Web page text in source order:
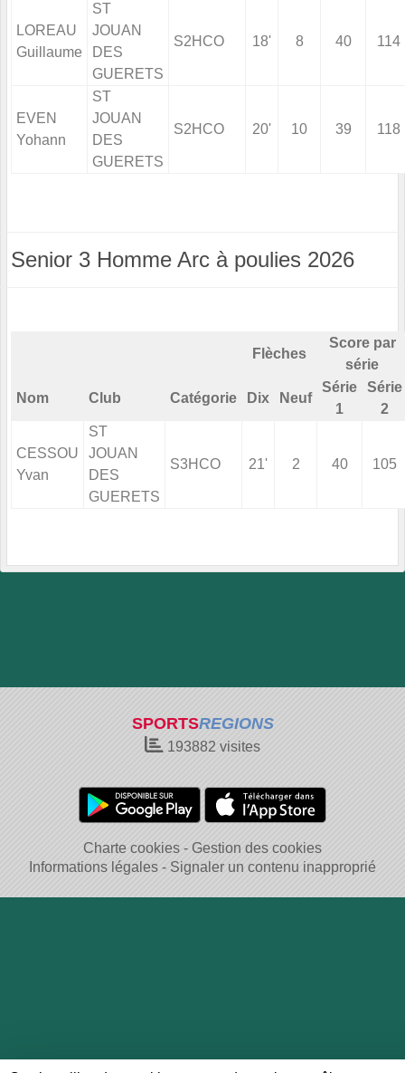
LOREAU
Guillaume
ST
JOUAN
DES
GUERETS
S2HCO 18' 8 40 114
EVEN
Yohann
ST
JOUAN
DES
GUERETS
S2HCO 20' 10 39 118
Senior 3 Homme Arc à poulies 2026
Flèches
Score par
série
Nom Club Catégorie Dix Neuf
Série
1
Série
2
CESSOU
Yvan
ST
JOUAN
DES
GUERETS
S3HCO 21' 2 40 105
SPORTSREGIONS
193882 visites
Charte cookies
Gestion des cookies
Informations légales
Signaler un contenu inapproprié